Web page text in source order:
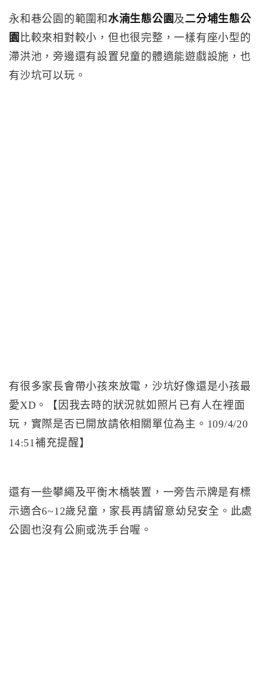
永和巷公園的範圍和 水湳生態公園及二分埔生態公
園 比較來相對較小，但也很完整，一樣有座小型的
滯洪池，旁邊還有設置兒童的體適能遊戲設施，也
有沙坑可以玩。
有很多家長會帶小孩來放電，沙坑好像還是小孩最
愛XD。【因我去時的狀況就如照片已有人在裡面
玩，實際是否已開放請依相關單位為主。109/4/20
14:51補充提醒】
還有一些攀繩及平衡木橋裝置，一旁告示牌是有標
示適合6~12歲兒童，家長再請留意幼兒安全。此處
公園也沒有公廁或洗手台喔。